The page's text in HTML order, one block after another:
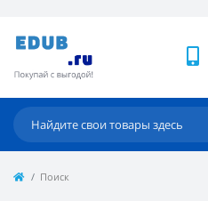
Поиск